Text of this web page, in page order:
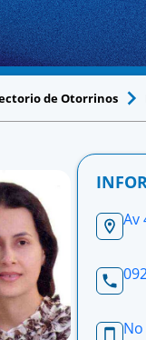
de Otorrinos
Av